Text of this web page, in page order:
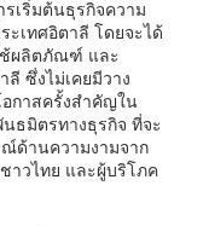
รเริ่มต้นธุรกิจความ
เทศอิตาลี โดยจะได้
ช้ผลิตภัณฑ์ และ
ซึ่งไม่เคยมีวาง
กาสครั้งสำคัญใน
ธมิตรทางธุรกิจ ที่จะ
ด้านความงามจาก
าวไทย และผู้บริโภค